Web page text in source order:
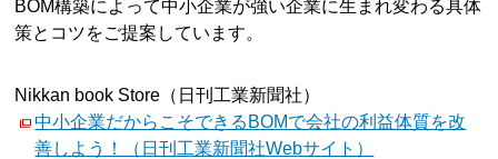
BOM構築によって中小企業が強い企業に生まれ変わる具体
策とコツをご提案しています。
Nikkan book Store（日刊工業新聞社）
中小企業だからこそできるBOMで会社の利益体質を改
善しよう！（日刊工業新聞社Webサイト）